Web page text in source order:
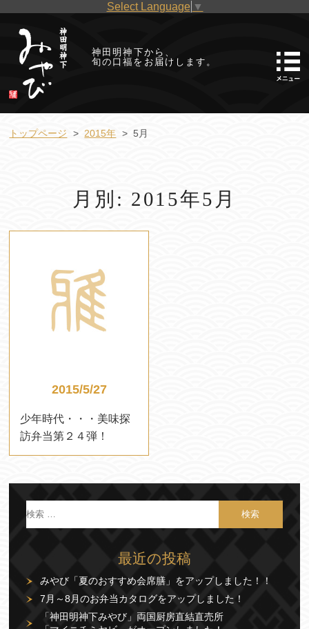
Select Language ▼
神田明神下から、
旬の口福をお届けします。
トップページ 2015年 5月
月別: 2015年5月
2015/5/27
少年時代・・・美味探
訪弁当第２４弾！
最近の投稿
みやび「夏のおすすめ会席膳」をアップしました！！
7月～8月のお弁当カタログをアップしました！
「神田明神下みやび」両国厨房直結直売所